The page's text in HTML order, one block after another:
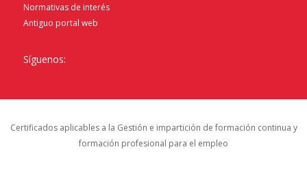
Normativas de interés
Antiguo portal web
Síguenos:
Certificados aplicables a la Gestión e impartición de formación continua y
formación profesional para el empleo